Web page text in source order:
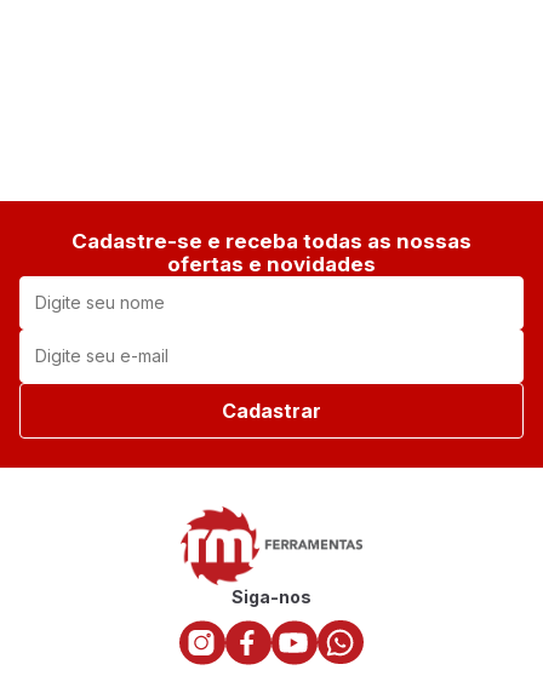
Cadastre-se e receba todas as nossas
ofertas e novidades
Cadastrar
Siga-nos